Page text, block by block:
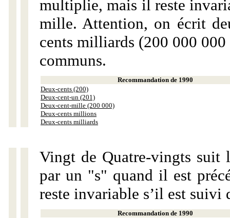
multiplie, mais il reste
mille. Attention, on écrit
cents milliards (200 000
communs.
Recommandation de 1990
Deux-cents (200)
Deux-cent-un (201)
Deux-cent-mille (200 000)
Deux-cents millions
Deux-cents milliards
Vingt de Quatre-vingts suit
par un "s" quand il est
reste invariable s’il est suivi
Recommandation de 1990